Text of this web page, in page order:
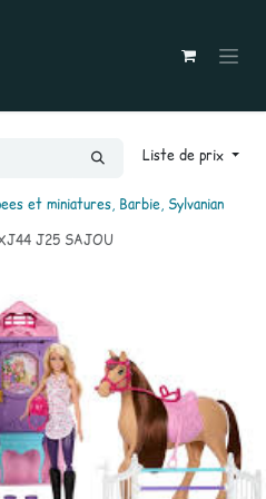
Liste de prix
et miniatures, Barbie, Sylvanian
J25 SAJOU